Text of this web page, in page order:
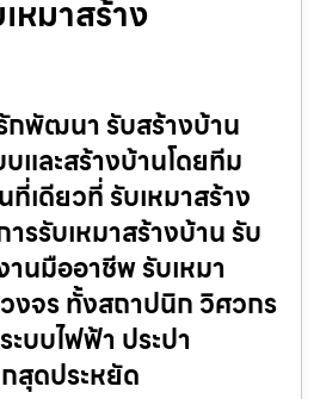
หมาสร้าง
กพัฒนา รับสร้างบ้าน
และสร้างบ้านโดยทีม
เดียวที่ รับเหมาสร้าง
รับเหมาสร้างบ้าน รับ
นมืออาชีพ รับเหมา
งจร ทั้งสถาปนิก วิศวกร
บบไฟฟ้า ประปา
สุดประหยัด